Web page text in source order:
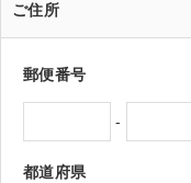
ご住所
郵便番号
-
都道府県